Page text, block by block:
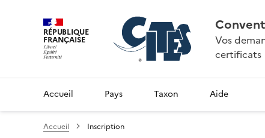
RÉPUBLIQUE
FRANÇAISE
Vos
certificats
Accueil Pays Taxon Aide
Accueil Inscription